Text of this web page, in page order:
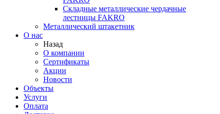
Складные металлические чердачные
лестницы FAKRO
Металлический штакетник
О нас
Назад
О компании
Сертификаты
Акции
Новости
Объекты
Услуги
Оплата